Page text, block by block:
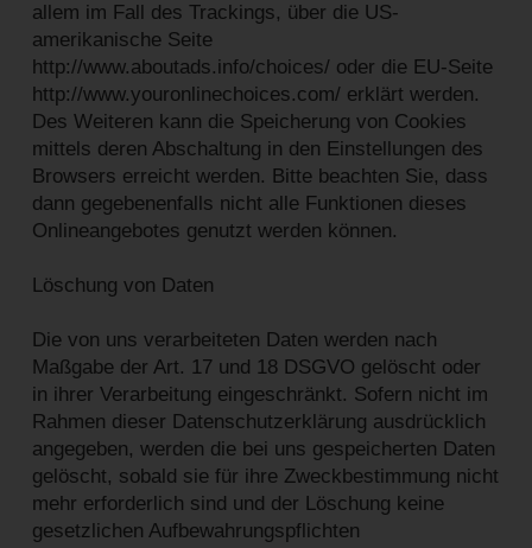
allem im Fall des Trackings, über die US-
amerikanische Seite
http://www.aboutads.info/choices/ oder die EU-Seite
http://www.youronlinechoices.com/ erklärt werden.
Des Weiteren kann die Speicherung von Cookies
mittels deren Abschaltung in den Einstellungen des
Browsers erreicht werden. Bitte beachten Sie, dass
dann gegebenenfalls nicht alle Funktionen dieses
Onlineangebotes genutzt werden können.
Löschung von Daten
Die von uns verarbeiteten Daten werden nach
Maßgabe der Art. 17 und 18 DSGVO gelöscht oder
in ihrer Verarbeitung eingeschränkt. Sofern nicht im
Rahmen dieser Datenschutzerklärung ausdrücklich
angegeben, werden die bei uns gespeicherten Daten
gelöscht, sobald sie für ihre Zweckbestimmung nicht
mehr erforderlich sind und der Löschung keine
gesetzlichen Aufbewahrungspflichten